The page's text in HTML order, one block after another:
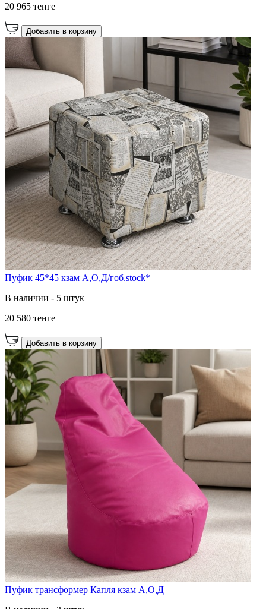
20 965 тенге
Добавить в корзину
Пуфик 45*45 кзам А,О,Д/гоб.stock*
В наличии - 5 штук
20 580 тенге
Добавить в корзину
Пуфик трансформер Капля кзам А,О,Д